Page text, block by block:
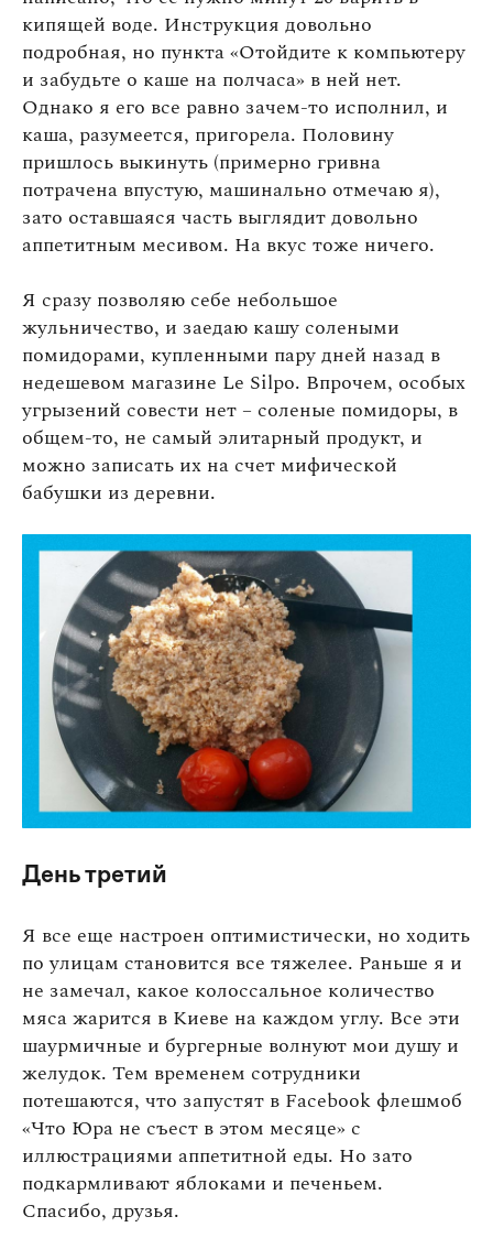
кипящей воде. Инструкция довольно
подробная, но пункта «Отойдите к компьютеру
и забудьте о каше на полчаса» в ней нет.
Однако я его все равно зачем-то исполнил, и
каша, разумеется, пригорела. Половину
пришлось выкинуть (примерно гривна
потрачена впустую, машинально отмечаю я),
зато оставшаяся часть выглядит довольно
аппетитным месивом. На вкус тоже ничего.
Я сразу позволяю себе небольшое
жульничество, и заедаю кашу солеными
помидорами, купленными пару дней назад в
недешевом магазине Le Silpo. Впрочем, особых
угрызений совести нет – соленые помидоры, в
общем-то, не самый элитарный продукт, и
можно записать их на счет мифической
бабушки из деревни.
День третий
Я все еще настроен оптимистически, но ходить
по улицам становится все тяжелее. Раньше я и
не замечал, какое колоссальное количество
мяса жарится в Киеве на каждом углу. Все эти
шаурмичные и бургерные волнуют мои душу и
желудок. Тем временем сотрудники
потешаются, что запустят в Facebook флешмоб
«Что Юра не съест в этом месяце» с
иллюстрациями аппетитной еды. Но зато
подкармливают яблоками и печеньем.
Спасибо, друзья.